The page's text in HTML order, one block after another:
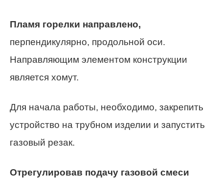
Пламя горелки направлено,
перпендикулярно, продольной оси.
Направляющим элементом конструкции
является хомут.
Для начала работы, необходимо, закрепить
устройство на трубном изделии и запустить
газовый резак.
Отрегулировав подачу газовой смеси